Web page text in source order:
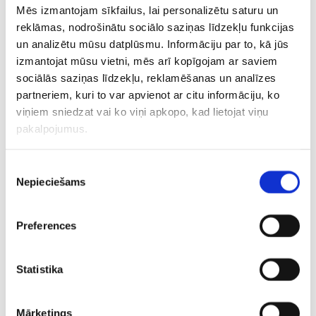
Mēs izmantojam sīkfailus, lai personalizētu saturu un
reklāmas, nodrošinātu sociālo saziņas līdzekļu funkcijas
un analizētu mūsu datplūsmu. Informāciju par to, kā jūs
izmantojat mūsu vietni, mēs arī kopīgojam ar saviem
sociālās saziņas līdzekļu, reklamēšanas un analīzes
partneriem, kuri to var apvienot ar citu informāciju, ko
viņiem sniedzat vai ko viņi apkopo, kad lietojat viņu
pakalpojumus.
izvēle
Nepieciešams
Preferences
Statistika
Mārketings
Kauņā Masjulis trīs sezonas Jasikeviča vadībā strādāja
“Barcelona”, bet pēdējās divas – “Fenerbahce”. Šosezon
Turcijas klubs uzvarēja arī Turcijas čempionātā un ieguva
Turcijas kausu.
“Žalgiris” ziņo, ka atjaunotajam treneru kolektīvam
pievienosies arī Mants Šerņus, kurš tikko otro reizi
pusfinālu. Pirmoreiz šādu atzinību Šerņus izpelnījās
CITAS ZIŅAS NO ŠĪS KATEGORIJAS